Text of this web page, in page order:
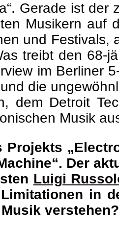
Gerade ist
Musikern auf
und
treibt den 68-
im Berliner
die
dem Detroit
Musik
Der
Luigi
in
verstehen?